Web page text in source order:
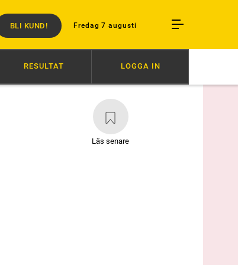
Fredag 7 augusti
BLI KUND!
6/8 SVENSK SUCCÉ I PARIS 6/8
RESULTAT LOGGA IN
Läs senare